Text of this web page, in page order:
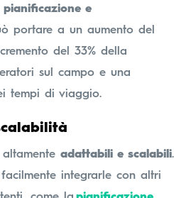
e
portare a un aumento del
del 33% della
sul campo e una
tempi di viaggio.
altamenteadattabili e scalabili.
integrarle con altri